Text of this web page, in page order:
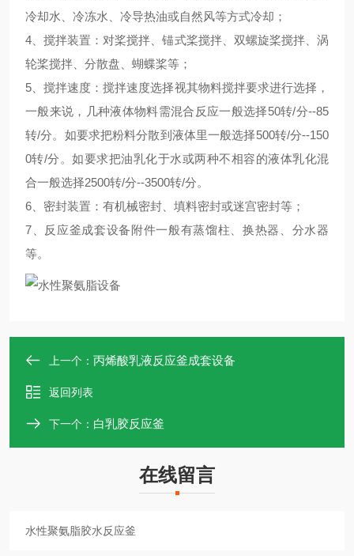
冷却水、冷冻水、冷导热油或自然风等方式冷却；
4、搅拌装置：对桨搅拌、锚式桨搅拌、双螺旋桨搅拌、涡
轮桨搅拌、分散盘、蝴蝶桨等；
5、搅拌速度：搅拌速度选择视其物料搅拌要求进行选择，
一般来说，几种液体物料需混合反应一般选择50转/分--85
转/分。如要求把粉料分散到液体里一般选择500转/分--150
0转/分。如要求把油乳化于水或两种不相容的液体乳化混
合一般选择2500转/分--3500转/分。
6、密封装置：有机械密封、填料密封或迷宫密封等；
7、反应釜成套设备附件一般有蒸馏柱、换热器、分水器
等。
上一个： 丙烯酸乳液反应釜成套设备
返回列表
下一个： 白乳胶反应釜
在线留言